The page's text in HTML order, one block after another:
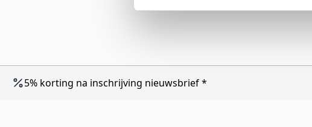
5% korting na inschrijving nieuwsbrief *